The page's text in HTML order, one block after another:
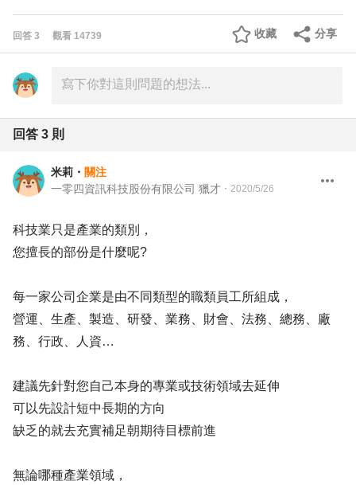
回答 3 觀看 14739 分享
收藏
回答 3 則
米莉 ・ 關注
一零四資訊科技股份有限公司 獵才 ・ 2020/5/26
科技業只是產業的類別，
您擅長的部份是什麼呢?
每一家公司企業是由不同類型的職類員工所組成，
營運、生產、製造、研發、業務、財會、法務、總務、廠
務、行政、人資…
建議先針對您自己本身的專業或技術領域去延伸
可以先設計短中長期的方向
缺乏的就去充實補足朝期待目標前進
無論哪種產業領域，